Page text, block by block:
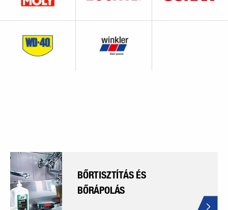
BŐRTISZTÍTÁS ÉS
BŐRÁPOLÁS